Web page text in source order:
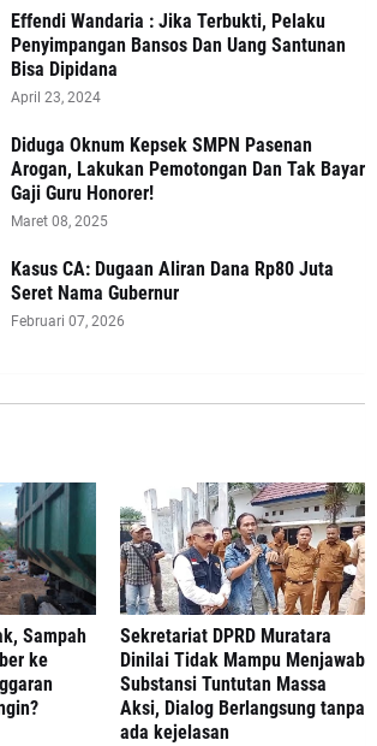
Effendi Wandaria : Jika Terbukti, Pelaku
Penyimpangan Bansos Dan Uang Santunan
Bisa Dipidana
April 23, 2024
Diduga Oknum Kepsek SMPN Pasenan
Arogan, Lakukan Pemotongan Dan Tak Bayar
Gaji Guru Honorer!
Maret 08, 2025
Kasus CA: Dugaan Aliran Dana Rp80 Juta
Seret Nama Gubernur
Februari 07, 2026
Sampah
ke
Sekretariat DPRD Muratara
Dinilai Tidak Mampu Menjawab
Substansi Tuntutan Massa
Aksi, Dialog Berlangsung tanpa
ada kejelasan